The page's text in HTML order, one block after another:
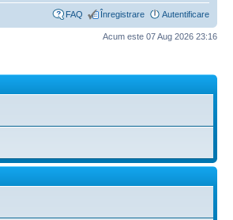
FAQ Înregistrare Autentificare
Acum este 07 Aug 2026 23:16